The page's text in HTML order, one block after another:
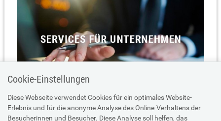
Cookie-Einstellungen
Diese Webseite verwendet Cookies für ein optimales Website-
Erlebnis und für die anonyme Analyse des Online-Verhaltens der
Besucherinnen und Besucher. Diese Analyse soll helfen, das